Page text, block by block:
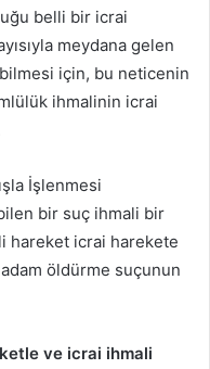
belli bir icrai
meydana gelen
için, bu neticenin
ihmalinin icrai
İşlenmesi
bir suç ihmali bir
hareket icrai harekete
öldürme suçunun
ve icrai ihmali